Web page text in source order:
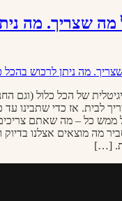
מה שצריך. מה
של הכל כלול (וגם
לבית. אז כדי שתבינו עד
כל – מה שאתם צריכים
מה מוצאים אצלנו בדיוק
[…]